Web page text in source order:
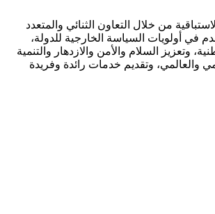
من خلال التعاون الثنائي والمتعدد
في أولويات السياسة الخارجية للدولة،
وتعزيز السلام والأمن والازدهار والتنمية
والعالمي، وتقديم خدمات رائدة وفريدة